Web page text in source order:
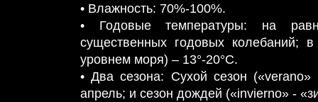
• Влажность: 70%-100%.
• Годовые температуры: на
существенных годовых колебаний;
уровнем моря) – 13°-20°C.
• Два сезона: Сухой сезон
апрель; и сезон дождей («invierno» -